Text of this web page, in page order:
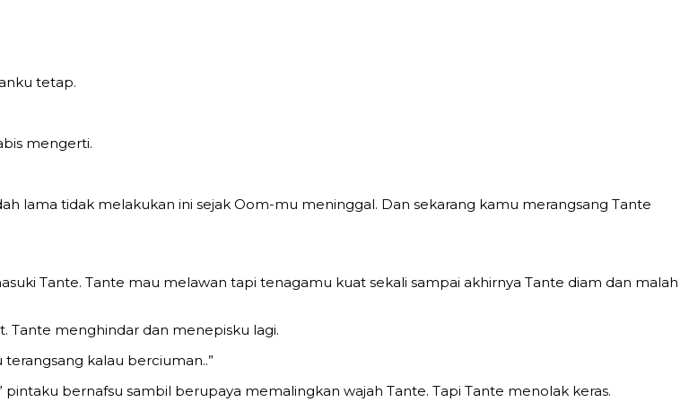
tetap.
mengerti.
lama tidak melakukan ini sejak Oom-mu meninggal. Dan sekarang kamu merangsang Tante
Tante. Tante mau melawan tapi tenagamu kuat sekali sampai akhirnya Tante diam dan malah
Tante menghindar dan menepisku lagi.
kalau berciuman..”
pintaku bernafsu sambil berupaya memalingkan wajah Tante. Tapi Tante menolak keras.